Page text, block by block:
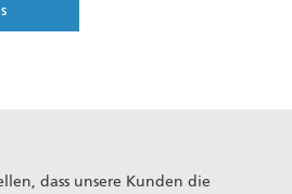
dass unsere Kunden die